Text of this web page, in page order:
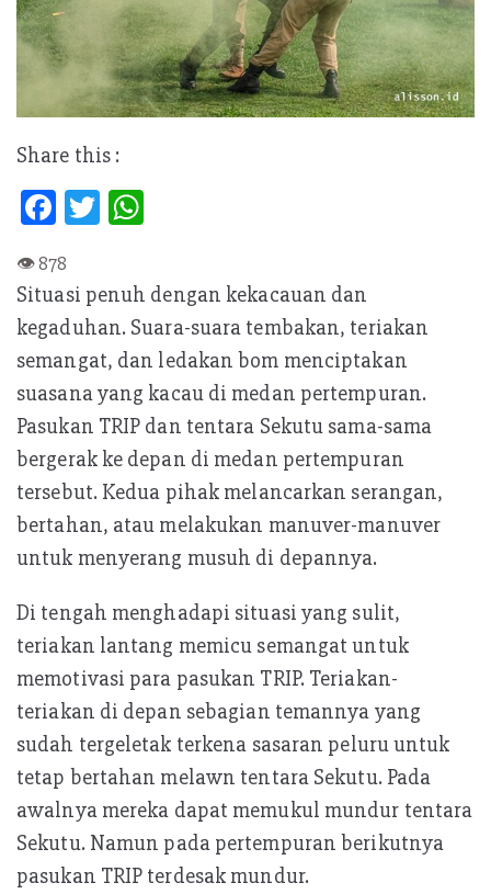
Share this :
Fa
b
oo
k
T
er
at
s
A
p
p
Situasi penuh dengan kekacauan dan
kegaduhan. Suara-suara tembakan, teriakan
semangat, dan ledakan bom menciptakan
suasana yang kacau di medan pertempuran.
Pasukan TRIP dan tentara Sekutu sama-sama
bergerak ke depan di medan pertempuran
tersebut. Kedua pihak melancarkan serangan,
bertahan, atau melakukan manuver-manuver
untuk menyerang musuh di depannya.
Di tengah menghadapi situasi yang sulit,
teriakan lantang memicu semangat untuk
memotivasi para pasukan TRIP. Teriakan-
teriakan di depan sebagian temannya yang
sudah tergeletak terkena sasaran peluru untuk
tetap bertahan melawn tentara Sekutu. Pada
awalnya mereka dapat memukul mundur tentara
Sekutu. Namun pada pertempuran berikutnya
pasukan TRIP terdesak mundur.